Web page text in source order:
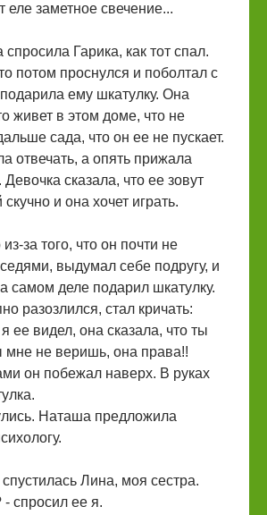
еле заметное свечение...
Гарика, как тот спал.
потом проснулся и поболтал с
ему шкатулку. Она
живет в этом доме, что не
сада, что он ее не пускает.
отвечать, а опять прижала
Девочка сказала, что ее зовут
и она хочет играть.
за того, что он почти не
выдумал себе подругу, и
самом деле подарил шкатулку.
разозлился, стал кричать:
ее видел, она сказала, что ты
мне не веришь, она права!!
он побежал наверх. В руках
Наташа предложила
спустилась Лина, моя сестра.
- спросил ее я.